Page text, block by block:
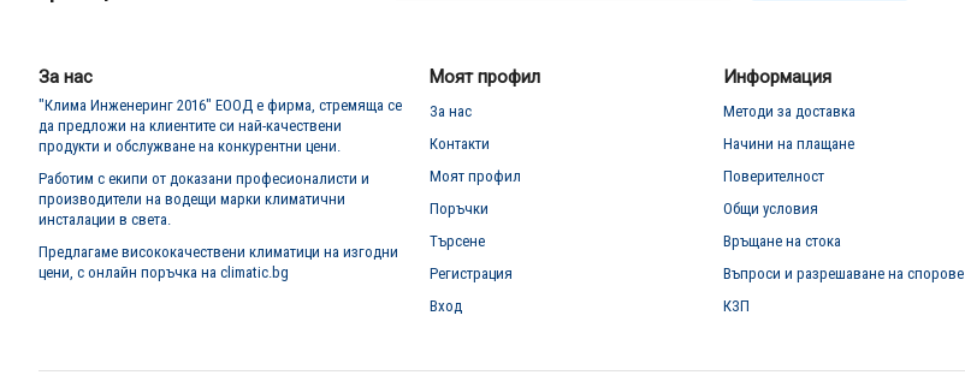
За нас
"Клима Инженеринг 2016" ЕООД е фирма, стремяща се
да предложи на клиентите си най-качествени
продукти и обслужване на конкурентни цени.
Работим с екипи от доказани професионалисти и
производители на водещи марки климатични
инсталации в света.
Предлагаме висококачествени климатици на изгодни
цени, с онлайн поръчка на climatic.bg
Моят профил
За нас
Контакти
Моят профил
Поръчки
Търсене
Регистрация
Вход
Информация
Методи за доставка
Начини на плащане
Поверителност
Общи условия
Връщане на стока
Въпроси и разрешаване на спорове
КЗП